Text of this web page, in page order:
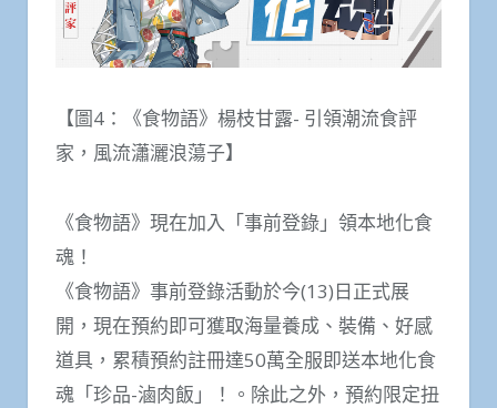
【圖4：《食物語》楊枝甘露- 引領潮流食評
家，風流瀟灑浪蕩子】
《食物語》現在加入「事前登錄」領本地化食
魂！
《食物語》事前登錄活動於今(13)日正式展
開，現在預約即可獲取海量養成、裝備、好感
道具，累積預約註冊達50萬全服即送本地化食
魂「珍品-滷肉飯」！。除此之外，預約限定扭